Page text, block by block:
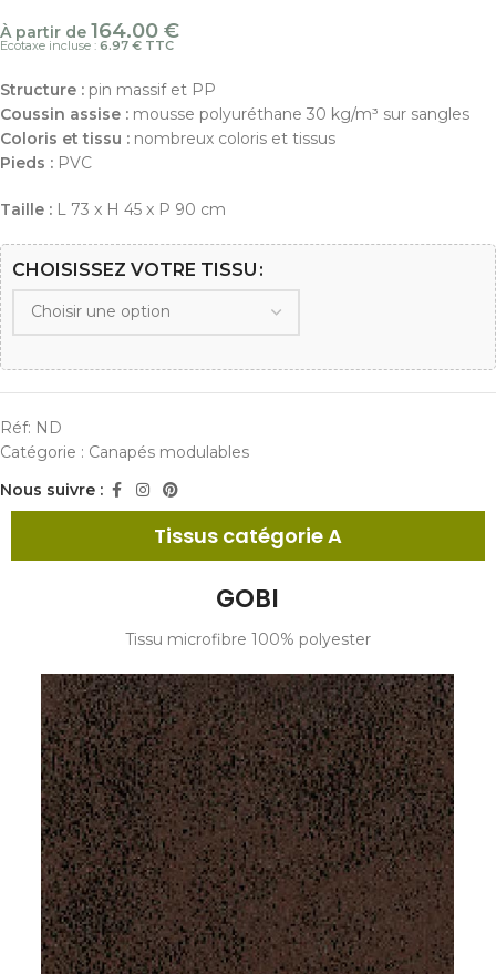
À partir de 164.00 €
Ecotaxe incluse : 6.97 € TTC
Structure : pin massif et PP
Coussin assise : mousse polyuréthane 30 kg/m³ sur sangles
Coloris et tissu : nombreux coloris et tissus
Pieds : PVC
Taille : L 73 x H 45 x P 90 cm
CHOISISSEZ VOTRE TISSU
Réf: ND
Catégorie : Canapés modulables
Nous suivre :
Tissus catégorie A
GOBI
Tissu microfibre 100% polyester